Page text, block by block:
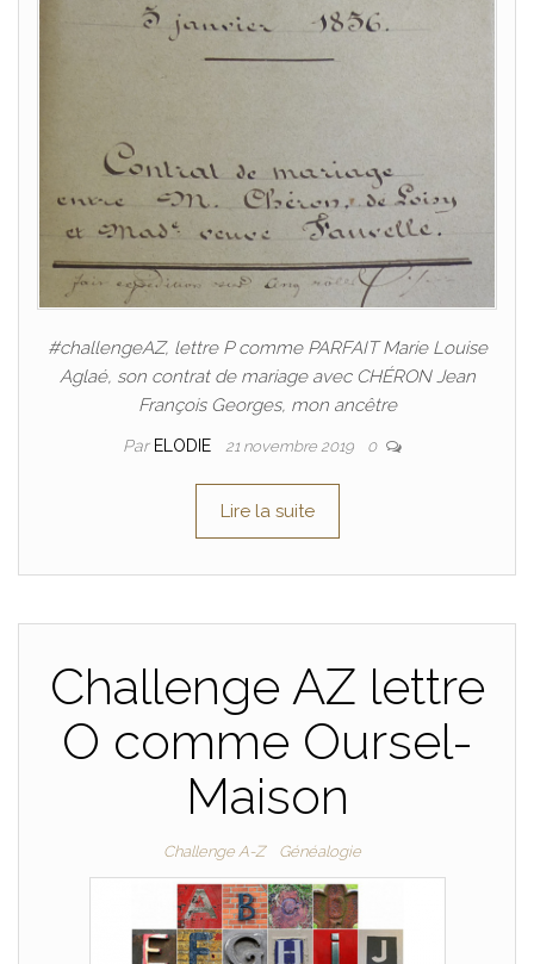
#challengeAZ, lettre P comme PARFAIT Marie Louise
Aglaé, son contrat de mariage avec CHÉRON Jean
François Georges, mon ancêtre
Par ELODIE 21 novembre 2019 0
Lire la suite
Challenge AZ lettre
O comme Oursel-
Maison
Challenge A-Z Généalogie